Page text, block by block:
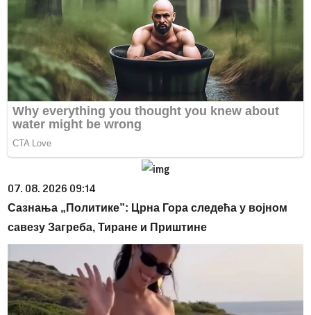
07. 08. 2026 09:14
Сазнања „Политике”: Црна Гора следећа у војном
савезу Загреба, Тиране и Приштине